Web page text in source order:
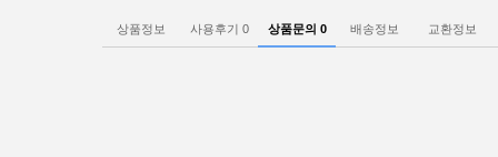
상품정보 사용후기 0 상품문의 0 배송정보 교환정보